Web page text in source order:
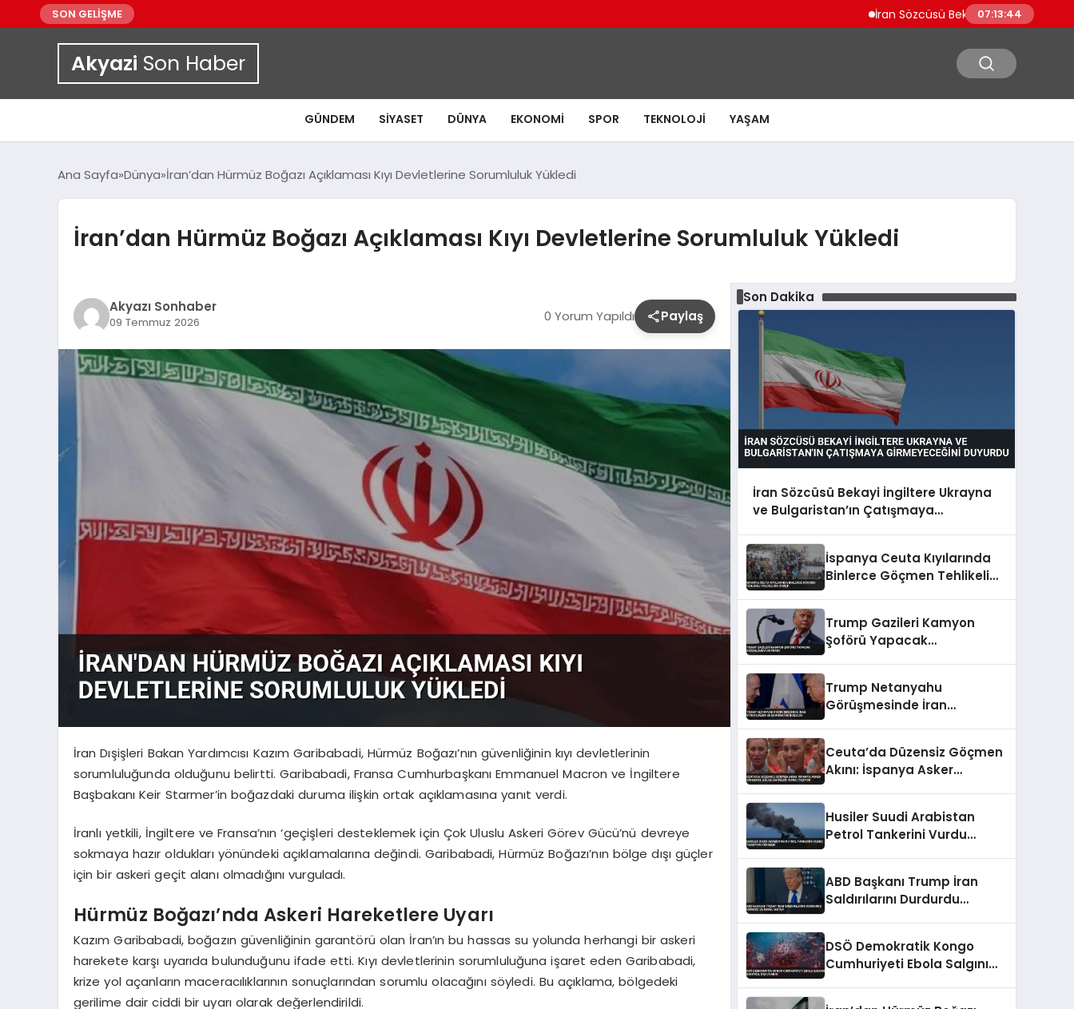
SON GELİŞME İran Sözcüsü Bekayi İngiltere Ukrayna
07:13:45
Akyazi Son Haber
GÜNDEM SIYASET DÜNYA EKONOMI SPOR TEKNOLOJI YAŞAM
Ana Sayfa Dünya İran’dan Hürmüz Boğazı Açıklaması Kıyı Devletlerine Sorumluluk Yükledi
İran’dan Hürmüz Boğazı Açıklaması Kıyı Devletlerine Sorumluluk Yükledi
Akyazı Sonhaber
09 Temmuz 2026 0 Yorum Yapıldı Paylaş
İran Dışişleri Bakan Yardımcısı Kazım Garibabadi, Hürmüz Boğazı’nın güvenliğinin kıyı devletlerinin
sorumluluğunda olduğunu belirtti. Garibabadi, Fransa Cumhurbaşkanı Emmanuel Macron ve İngiltere
Başbakanı Keir Starmer’in boğazdaki duruma ilişkin ortak açıklamasına yanıt verdi.
İranlı yetkili, İngiltere ve Fransa’nın ‘geçişleri desteklemek için Çok Uluslu Askeri Görev Gücü’nü devreye
sokmaya hazır oldukları yönündeki açıklamalarına değindi. Garibabadi, Hürmüz Boğazı’nın bölge dışı güçler
için bir askeri geçit alanı olmadığını vurguladı.
Hürmüz Boğazı’nda Askeri Hareketlere Uyarı
Kazım Garibabadi, boğazın güvenliğinin garantörü olan İran’ın bu hassas su yolunda herhangi bir askeri
harekete karşı uyarıda bulunduğunu ifade etti. Kıyı devletlerinin sorumluluğuna işaret eden Garibabadi,
krize yol açanların maceracılıklarının sonuçlarından sorumlu olacağını söyledi. Bu açıklama, bölgedeki
gerilime dair ciddi bir uyarı olarak değerlendirildi.
Son Dakika
İran Sözcüsü Bekayi İngiltere Ukrayna
ve Bulgaristan’ın Çatışmaya
İspanya Ceuta Kıyılarında
Binlerce Göçmen Tehlikeli
Trump Gazileri Kamyon
Şoförü Yapacak
Trump Netanyahu
Görüşmesinde İran
Ceuta’da Düzensiz Göçmen
Akını: İspanya Asker
Husiler Suudi Arabistan
Petrol Tankerini Vurdu
ABD Başkanı Trump İran
Saldırılarını Durdurdu
DSÖ Demokratik Kongo
Cumhuriyeti Ebola Salgını